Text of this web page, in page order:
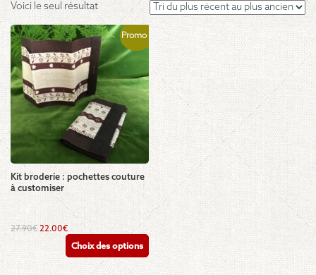
Voici le seul résultat
Promo !
Kit broderie : pochettes couture
à customiser
27.90€ Le
prix
initial
était :
27.90€.
22.00€Le
prix
actuel
est :
22.00€.
Choix des options
Ce
produit
a
plusieurs